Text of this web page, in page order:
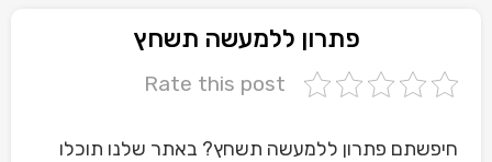
פתרון ללמעשה תשחץ
Rate this post
חיפשתם פתרון ללמעשה תשחץ? באתר שלנו תוכלו